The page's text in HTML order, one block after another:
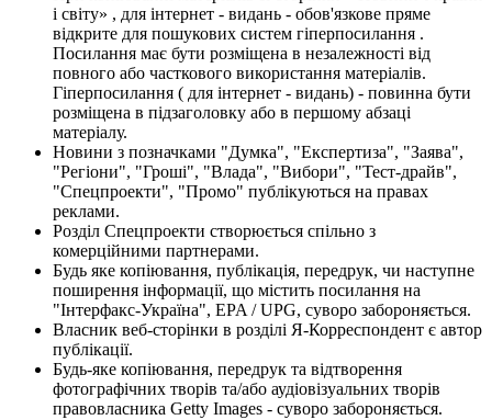
і світу» , для інтернет - видань - обов'язкове пряме
відкрите для пошукових систем гіперпосилання .
Посилання має бути розміщена в незалежності від
повного або часткового використання матеріалів.
Гіперпосилання ( для інтернет - видань) - повинна бути
розміщена в підзаголовку або в першому абзаці
матеріалу.
Новини з позначками "Думка", "Експертиза", "Заява",
"Регіони", "Гроші", "Влада", "Вибори", "Тест-драйв",
"Спецпроекти", "Промо" публікуються на правах
реклами.
Розділ Спецпроекти створюється спільно з
комерційними партнерами.
Будь яке копіювання, публікація, передрук, чи наступне
поширення інформації, що містить посилання на
"Інтерфакс-Україна", EPA / UPG, суворо забороняється.
Власник веб-сторінки в розділі Я-Корреспондент є автор
публікації.
Будь-яке копіювання, передрук та відтворення
фотографічних творів та/або аудіовізуальних творів
правовласника Getty Images - суворо забороняється.